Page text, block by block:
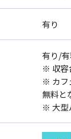
有り
有り/
※ 収容
※ カフ
無料と
※ 大型